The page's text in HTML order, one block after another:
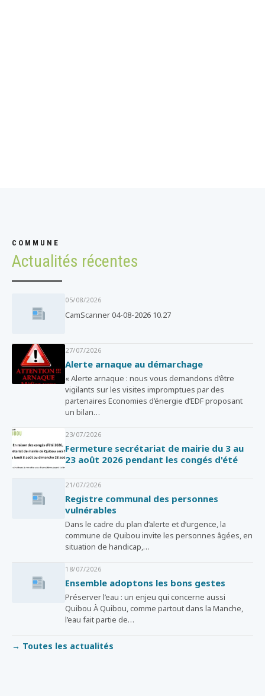
COMMUNE
Actualités récentes
05/08/2026
CamScanner 04-08-2026 10.27
27/07/2026
Alerte arnaque au démarchage
« Alerte arnaque : nous vous demandons d’être
vigilants sur les visites impromptues par des
partenaires Economies d’énergie d’EDF proposant
un bilan…
23/07/2026
Fermeture secrétariat de mairie du 3 au
23 août 2026 pendant les congés d'été
21/07/2026
Registre communal des personnes
vulnérables
Dans le cadre du plan d’alerte et d’urgence, la
commune de Quibou invite les personnes âgées, en
situation de handicap,…
18/07/2026
Ensemble adoptons les bons gestes
Préserver l’eau : un enjeu qui concerne aussi
Quibou À Quibou, comme partout dans la Manche,
l’eau fait partie de…
→ Toutes les actualités